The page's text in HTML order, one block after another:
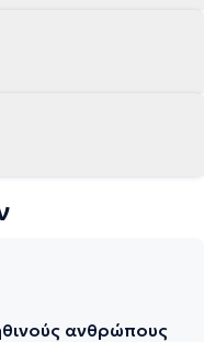
ανθρώπους